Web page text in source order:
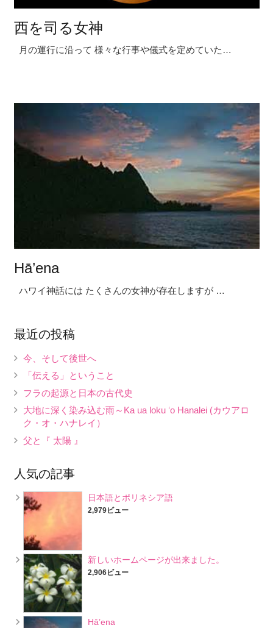
西を司る女神
月の運行に沿って 様々な行事や儀式を定めていた…
Hā’ena
ハワイ神話には たくさんの女神が存在しますが …
最近の投稿
今、そして後世へ
「伝える」ということ
フラの起源と日本の古代史
大地に深く染み込む雨～Ka ua loku ʻo Hanalei (カウアロ
ク・オ・ハナレイ）
父と『 太陽 』
人気の記事
日本語とポリネシア語
2,979ビュー
新しいホームページが出来ました。
2,906ビュー
Hā’ena